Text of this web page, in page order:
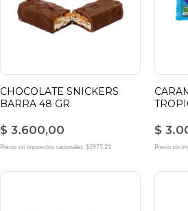
CHOCOLATE SNICKERS
BARRA 48 GR
$ 3.600,00
Precio sin impuestos nacionales: $2975.21
$
Precio sin